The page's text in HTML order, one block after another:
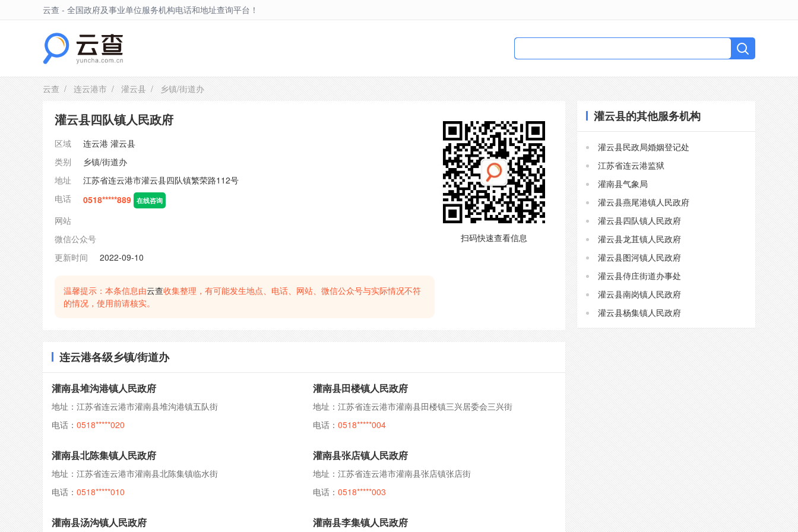
云查 - 全国政府及事业单位服务机构电话和地址查询平台！
云查/连云港市/灌云县/ 乡镇/街道办
灌云县四队镇人民政府
区域 连云港 灌云县
类别
乡镇/街道办
地址
江苏省连云港市灌云县四队镇繁荣路112号
电话
0518*****889 在线咨询
网站
微信公众号
更新时间
2022-09-10
温馨提示：本条信息由云查收集整理，有可能发生地点、电话、网站、微信公众号与实际情况不符
的情况，使用前请核实。
扫码快速查看信息
连云港各级乡镇/街道办
灌南县堆沟港镇人民政府
地址：江苏省连云港市灌南县堆沟港镇五队街
电话： 0518*****020
灌南县田楼镇人民政府
地址：江苏省连云港市灌南县田楼镇三兴居委会三兴街
电话： 0518*****004
灌南县北陈集镇人民政府
地址：江苏省连云港市灌南县北陈集镇临水街
电话： 0518*****010
灌南县张店镇人民政府
地址：江苏省连云港市灌南县张店镇张店街
电话： 0518*****003
灌南县汤沟镇人民政府 灌南县李集镇人民政府
灌云县的其他服务机构
灌云县民政局婚姻登记处
江苏省连云港监狱
灌南县气象局
灌云县燕尾港镇人民政府
灌云县四队镇人民政府
灌云县龙苴镇人民政府
灌云县图河镇人民政府
灌云县侍庄街道办事处
灌云县南岗镇人民政府
灌云县杨集镇人民政府